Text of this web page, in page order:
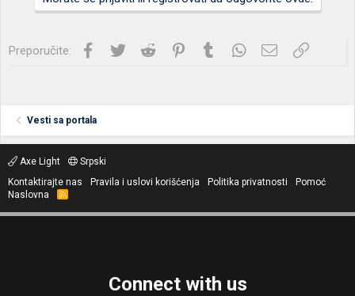
Preporučite: Facebook
Twitter Reddit PinterestTumblrWhatsApp
Imejl Link
Vesti sa portala
Axe Light
Srpski
Kontaktirajte nas
Pravila i uslovi korišćenja Politika privatnosti
Pomoć
Naslovna
R
S
Connect with us